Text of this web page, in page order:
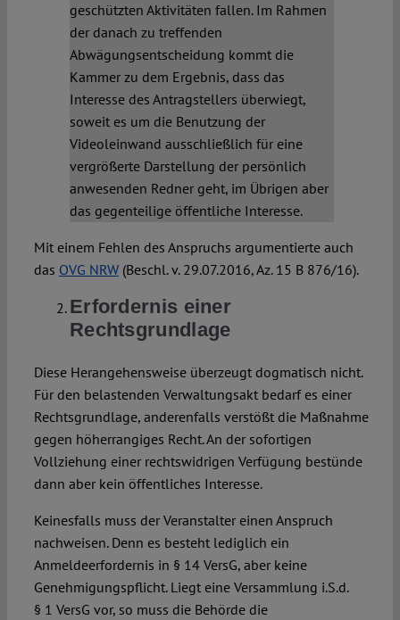
geschützten Aktivitäten fallen. Im Rahmen
der danach zu treffenden
Abwägungsentscheidung kommt die
Kammer zu dem Ergebnis, dass das
Interesse des Antragstellers überwiegt,
soweit es um die Benutzung der
Videoleinwand ausschließlich für eine
vergrößerte Darstellung der persönlich
anwesenden Redner geht, im Übrigen aber
das gegenteilige öffentliche Interesse.
Mit einem Fehlen des Anspruchs argumentierte auch
das OVG NRW(Beschl. v. 29.07.2016, Az. 15 B 876/16).
Erfordernis einer
Rechtsgrundlage
Diese Herangehensweise überzeugt dogmatisch nicht.
Für den belastenden Verwaltungsakt bedarf es einer
Rechtsgrundlage, anderenfalls verstößt die Maßnahme
gegen höherrangiges Recht. An der sofortigen
Vollziehung einer rechtswidrigen Verfügung bestünde
dann aber kein öffentliches Interesse.
Keinesfalls muss der Veranstalter einen Anspruch
nachweisen. Denn es besteht lediglich ein
Anmeldeerfordernis in § 14 VersG, aber keine
Genehmigungspflicht. Liegt eine Versammlung i.S.d.
§ 1 VersG vor, so muss die Behörde die